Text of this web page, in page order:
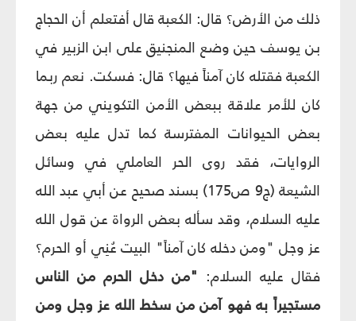
ذلك من الأرض؟ قال: الكعبة قال أفتعلم أن الحجاج
بن يوسف حين وضع المنجنيق على ابن الزبير في
الكعبة فقتله كان آمناً فيها؟ قال: فسكت. نعم ربما
كان للأمر علاقة ببعض الأمن التكويني من جهة
بعض الحيوانات المفترسة كما تدل عليه بعض
الروايات، فقد روى الحر العاملي في وسائل
الشيعة (ج‏9 ص‏175) بسند صحيح عن أبي عبد الله
عليه السلام، وقد سأله بعض الرواة عن قول الله
عز وجل "ومن دخله كان آمناً" البيت عُنِي أو الحرم؟
فقال عليه السلام: "من دخل الحرم من الناس
مستجيراً به فهو آمن من سخط الله عز وجل ومن